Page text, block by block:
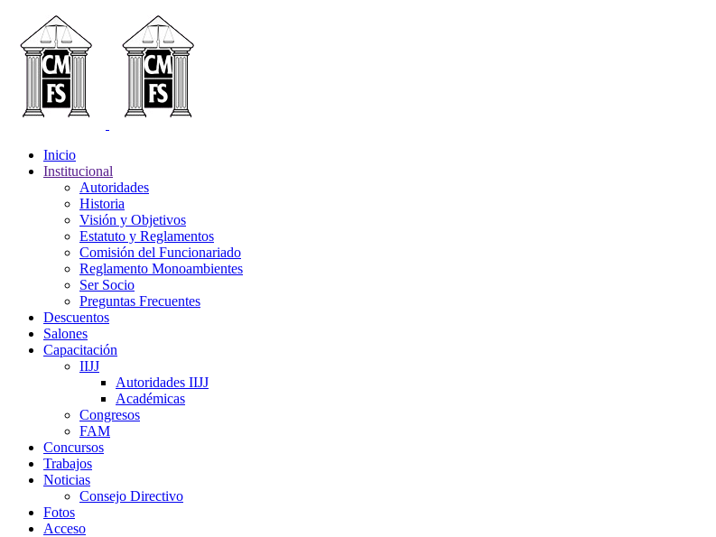
Inicio
Institucional
Autoridades
Historia
Visión y Objetivos
Estatuto y Reglamentos
Comisión del Funcionariado
Reglamento Monoambientes
Ser Socio
Preguntas Frecuentes
Descuentos
Salones
Capacitación
IIJJ
Autoridades IIJJ
Académicas
Congresos
FAM
Concursos
Trabajos
Noticias
Consejo Directivo
Fotos
Acceso